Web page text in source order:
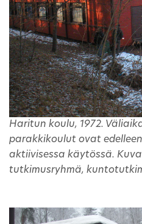
Haritun koulu, 1972.
parakkikoulut ovat
aktiivisessa käytössä.
tutkimusryhmä,